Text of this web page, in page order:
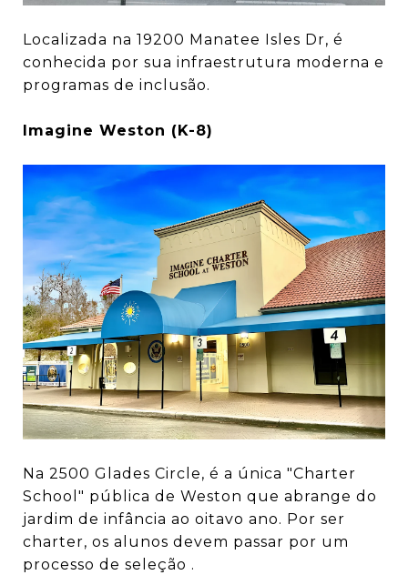
Localizada na 19200 Manatee Isles Dr, é
conhecida por sua infraestrutura moderna e
programas de inclusão.
Imagine Weston (K-8)
Na 2500 Glades Circle, é a única "Charter
School" pública de Weston que abrange do
jardim de infância ao oitavo ano. Por ser
charter, os alunos devem passar por um
processo de seleção .